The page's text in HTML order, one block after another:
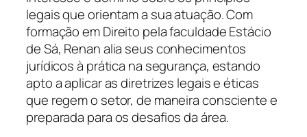
legais que orientam a sua atuação. Com
formação em Direito pela faculdade Estácio
de Sá, Renan alia seus conhecimentos
jurídicos à prática na segurança, estando
apto a aplicar as diretrizes legais e éticas
que regem o setor, de maneira consciente e
preparada para os desafios da área.